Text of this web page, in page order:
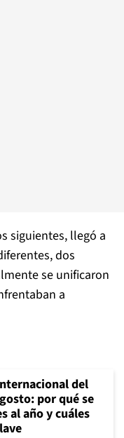
siguientes, llegó a
dos
se unificaron
a
del
por qué se
al año y cuáles